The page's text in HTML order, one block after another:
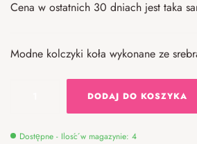
Cena w ostatnich 30 dniach jest taka
Modne kolczyki koła wykonane ze
DODAJ DO KOSZYKA
Dostępne - Ilość w magazynie: 4